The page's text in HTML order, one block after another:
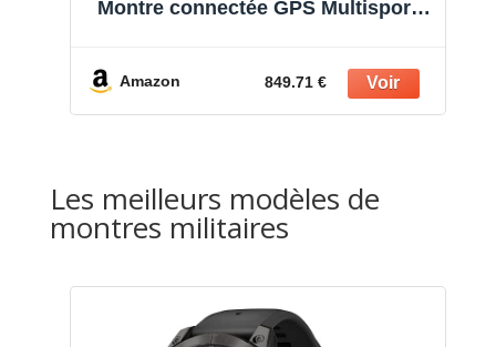
Montre connectée GPS Multisports
Bracelet Graphite - Boîtier 47mm
Amazon 849.71 €
Les meilleurs modèles de
montres militaires